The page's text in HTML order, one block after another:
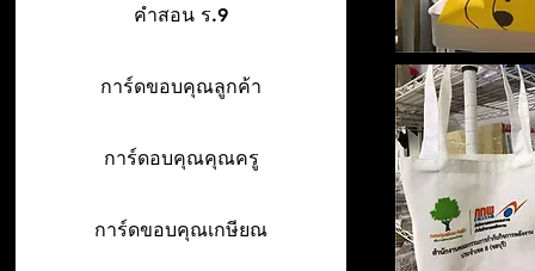
คำสอน ร.9
การ์ดขอบคุณลูกค้า
การ์ดอบคุณคุณครู
การ์ดขอบคุณเกษียณ